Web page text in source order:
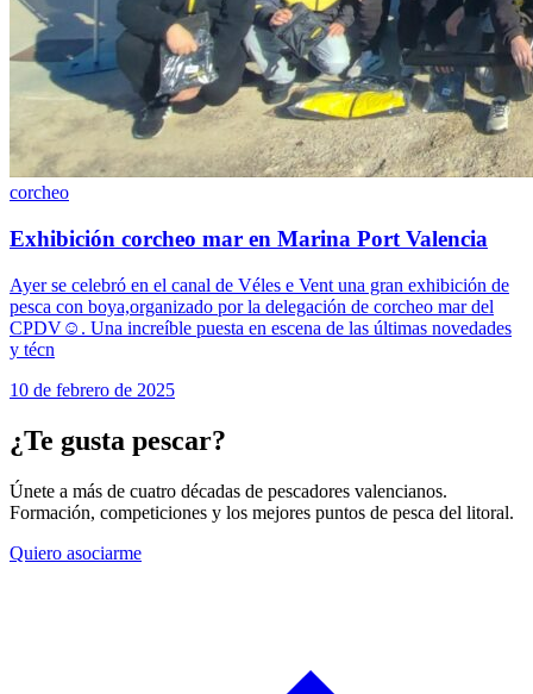
corcheo
Exhibición corcheo mar en Marina Port Valencia
Ayer se celebró en el canal de Véles e Vent una gran exhibición de
pesca con boya,organizado por la delegación de corcheo mar del
CPDV☺️. Una increíble puesta en escena de las últimas novedades
y técn
10 de febrero de 2025
¿Te gusta pescar?
Únete a más de cuatro décadas de pescadores valencianos.
Formación, competiciones y los mejores puntos de pesca del litoral.
Quiero asociarme